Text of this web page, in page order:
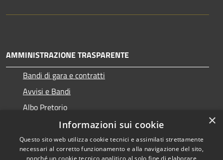
AMMINISTRAZIONE TRASPARENTE
Bandi di gara e contratti
Avvisi e Bandi
Albo Pretorio
Copyright © 2026 • Comune di
×
Informazioni sui cookie
Questo sito web utilizza cookie tecnici e assimilati strettamente
necessari al corretto funzionamento e alla navigazione del sito,
nonché un cookie tecnico analitico al solo fine di elaborare